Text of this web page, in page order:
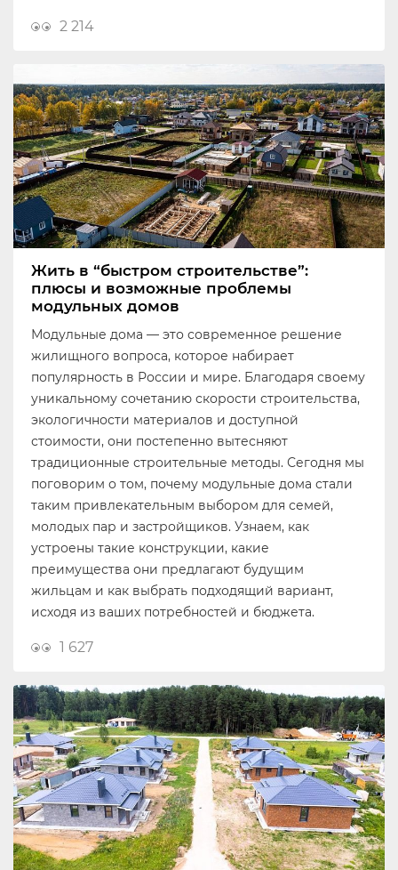
2 214
Жить в “быстром строительстве”:
плюсы и возможные проблемы
модульных домов
Модульные дома — это современное решение
жилищного вопроса, которое набирает
популярность в России и мире. Благодаря своему
уникальному сочетанию скорости строительства,
экологичности материалов и доступной
стоимости, они постепенно вытесняют
традиционные строительные методы. Сегодня мы
поговорим о том, почему модульные дома стали
таким привлекательным выбором для семей,
молодых пар и застройщиков. Узнаем, как
устроены такие конструкции, какие
преимущества они предлагают будущим
жильцам и как выбрать подходящий вариант,
исходя из ваших потребностей и бюджета.
1 627